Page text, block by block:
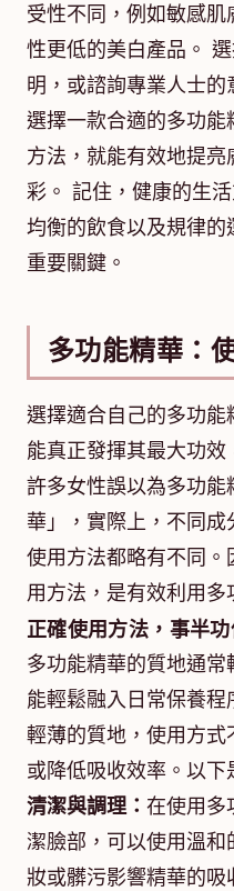
受性不同，例如敏感
性更低的美白產品。
明，或諮詢專業人士的
選擇一款合適的多功
方法，就能有效地提
彩。 記住，健康的生
均衡的飲食以及規律
重要關鍵。
多功能精華：
選擇適合自己的多功
能真正發揮其最大功效
許多女性誤以為多功
華」，實際上，不同
使用方法都略有不同
用方法，是有效利用多
正確使用方法，事半
多功能精華的質地通
能輕鬆融入日常保養
輕薄的質地，使用方
或降低吸收效率。以下
清潔與調理： 在使用多
潔臉部，可以使用溫
妝或髒污影響精華的